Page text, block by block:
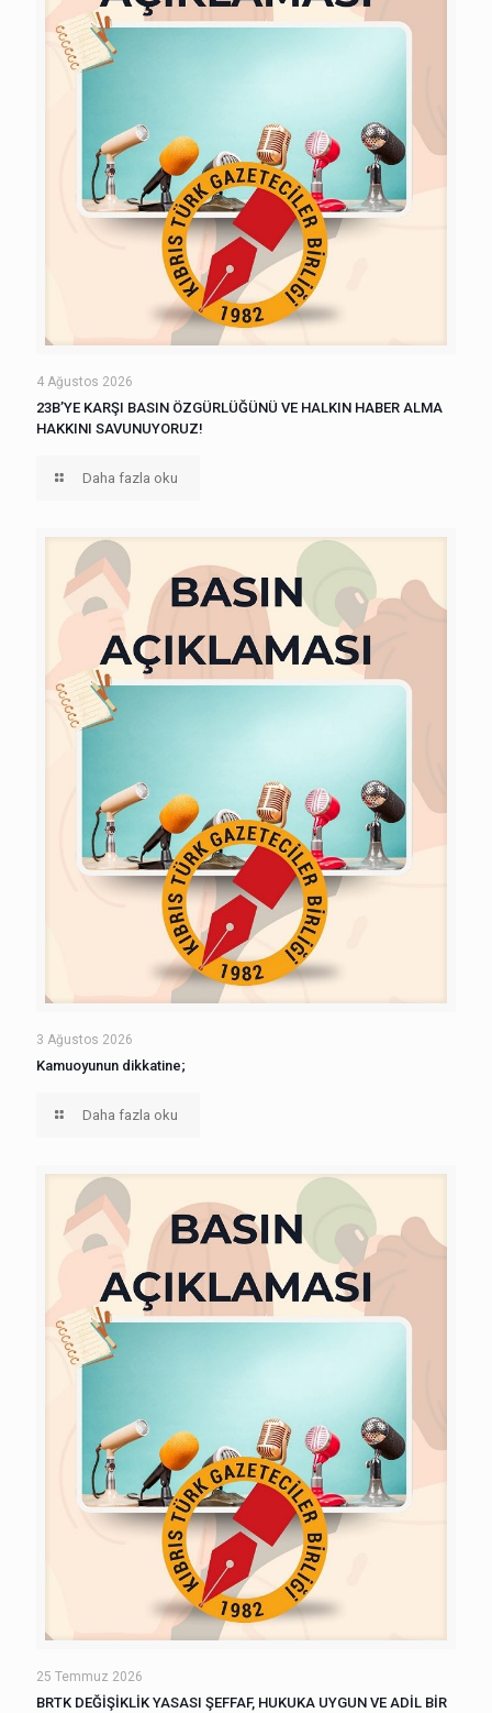
4 Ağustos 2026
23B’YE KARŞI BASIN ÖZGÜRLÜĞÜNÜ VE HALKIN HABER ALMA
HAKKINI SAVUNUYORUZ!
Daha fazla oku
3 Ağustos 2026
Kamuoyunun dikkatine;
Daha fazla oku
25 Temmuz 2026
BRTK DEĞİŞİKLİK YASASI ŞEFFAF, HUKUKA UYGUN VE ADİL BİR